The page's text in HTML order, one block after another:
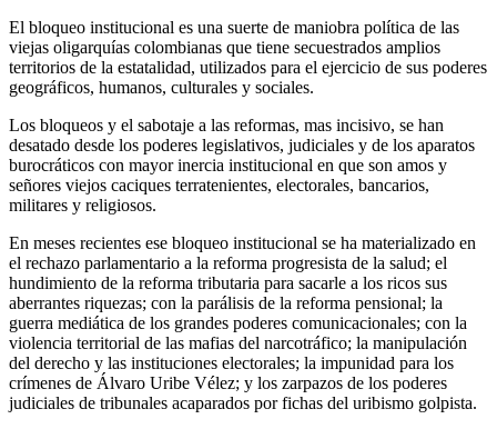
El bloqueo institucional es una suerte de maniobra política de las
viejas oligarquías colombianas que tiene secuestrados amplios
territorios de la estatalidad, utilizados para el ejercicio de sus poderes
geográficos, humanos, culturales y sociales.
Los bloqueos y el sabotaje a las reformas, mas incisivo, se han
desatado desde los poderes legislativos, judiciales y de los aparatos
burocráticos con mayor inercia institucional en que son amos y
señores viejos caciques terratenientes, electorales, bancarios,
militares y religiosos.
En meses recientes ese bloqueo institucional se ha materializado en
el rechazo parlamentario a la reforma progresista de la salud; el
hundimiento de la reforma tributaria para sacarle a los ricos sus
aberrantes riquezas; con la parálisis de la reforma pensional; la
guerra mediática de los grandes poderes comunicacionales; con la
violencia territorial de las mafias del narcotráfico; la manipulación
del derecho y las instituciones electorales; la impunidad para los
crímenes de Álvaro Uribe Vélez; y los zarpazos de los poderes
judiciales de tribunales acaparados por fichas del uribismo golpista.